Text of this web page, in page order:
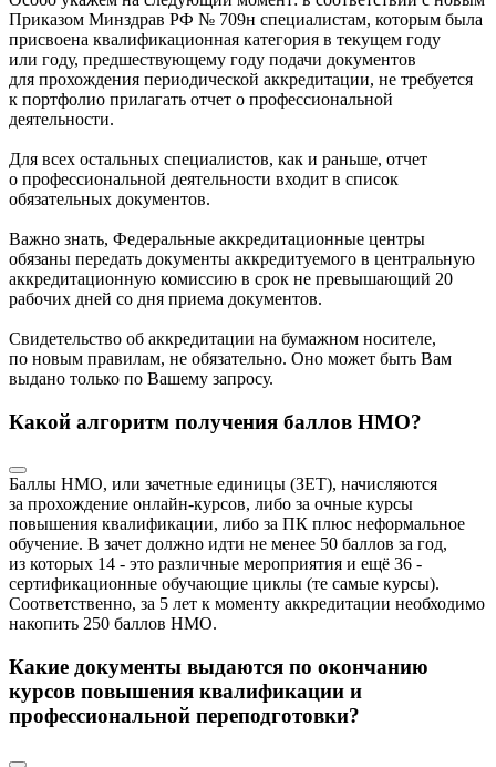
Приказом Минздрав РФ № 709н специалистам, которым была
присвоена квалификационная категория в текущем году
или году, предшествующему году подачи документов
для прохождения периодической аккредитации, не требуется
к портфолио прилагать отчет о профессиональной
деятельности.
Для всех остальных специалистов, как и раньше, отчет
о профессиональной деятельности входит в список
обязательных документов.
Важно знать, Федеральные аккредитационные центры
обязаны передать документы аккредитуемого в центральную
аккредитационную комиссию в срок не превышающий 20
рабочих дней со дня приема документов.
Свидетельство об аккредитации на бумажном носителе,
по новым правилам, не обязательно. Оно может быть Вам
выдано только по Вашему запросу.
Какой алгоритм получения баллов НМО?
Баллы НМО, или зачетные единицы (ЗЕТ), начисляются
за прохождение онлайн-курсов, либо за очные курсы
повышения квалификации, либо за ПК плюс неформальное
обучение. В зачет должно идти не менее 50 баллов за год,
из которых 14 - это различные мероприятия и ещё 36 -
сертификационные обучающие циклы (те самые курсы).
Соответственно, за 5 лет к моменту аккредитации необходимо
накопить 250 баллов НМО.
Какие документы выдаются по окончанию
курсов повышения квалификации и
профессиональной переподготовки?